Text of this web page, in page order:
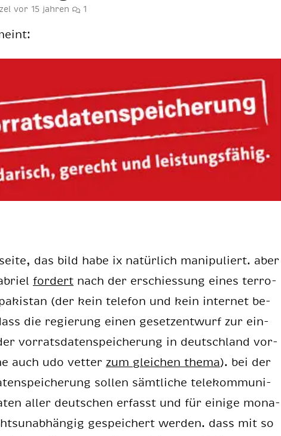
vor 15 jahren 1
das bild habe ix na­tür­lich ma­ni­pu­liert. aber
for­dert nach der er­schies­sung ei­nes ter­ro­
(der kein te­le­fon und kein in­ter­net be­
die re­gie­rung ei­nen ge­setz­ent­wurf zur ein­
vor­rats­da­ten­spei­che­rung in deutsch­land vor­
auch udo vet­ter zum glei­chen the­ma). bei der
sol­len sämt­li­che te­le­kom­mu­ni­
al­ler deut­schen er­fasst und für ei­ni­ge mo­na­
ge­spei­chert wer­den. dass mit so